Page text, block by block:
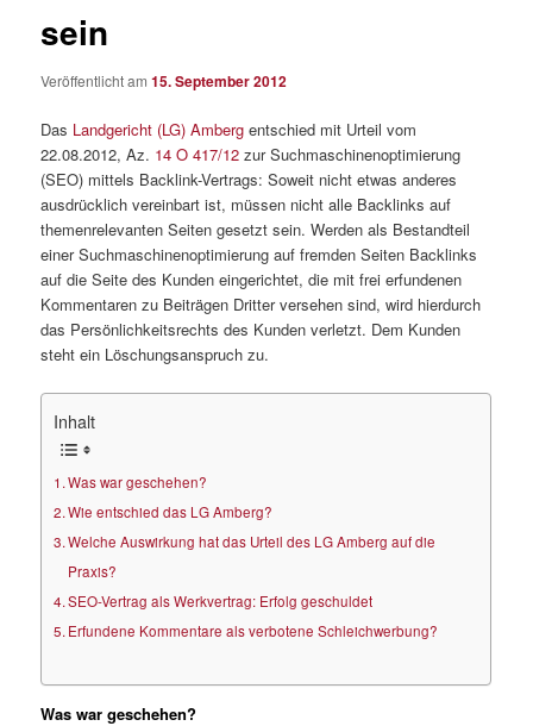
sein
Veröffentlicht am15. September 2012
Das Landgericht (LG) Amberg entschied mit Urteil vom
22.08.2012, Az. 14 O 417/12 zur Suchmaschinenoptimierung
(SEO) mittels Backlink-Vertrags: Soweit nicht etwas anderes
ausdrücklich vereinbart ist, müssen nicht alle Backlinks auf
themenrelevanten Seiten gesetzt sein. Werden als Bestandteil
einer Suchmaschinenoptimierung auf fremden Seiten Backlinks
auf die Seite des Kunden eingerichtet, die mit frei erfundenen
Kommentaren zu Beiträgen Dritter versehen sind, wird hierdurch
das Persönlichkeitsrechts des Kunden verletzt. Dem Kunden
steht ein Löschungsanspruch zu.
Inhalt
Was war geschehen?
Wie entschied das LG Amberg?
Welche Auswirkung hat das Urteil des LG Amberg auf die
Praxis?
SEO-Vertrag als Werkvertrag: Erfolg geschuldet
Erfundene Kommentare als verbotene Schleichwerbung?
Was war geschehen?